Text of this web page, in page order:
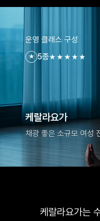
운영 클래스 구성
★ 5종★★★★★
케랄라요가
채광 좋은 소규모 여성
케랄라요가는